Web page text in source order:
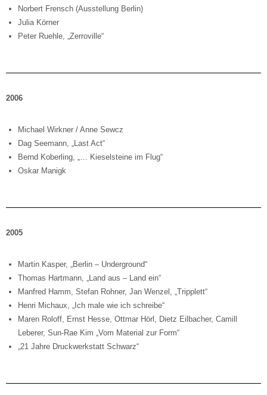
Norbert Frensch (Ausstellung Berlin)
Julia Körner
Peter Ruehle, „Zerroville“
2006
Michael Wirkner / Anne Sewcz
Dag Seemann, „Last Act“
Bernd Koberling, „… Kieselsteine im Flug“
Oskar Manigk
2005
Martin Kasper, „Berlin – Underground“
Thomas Hartmann, „Land aus – Land ein“
Manfred Hamm, Stefan Rohner, Jan Wenzel, „Tripplett“
Henri Michaux, „Ich male wie ich schreibe“
Maren Roloff, Ernst Hesse, Ottmar Hörl, Dietz Eilbacher, Camill
Leberer, Sun-Rae Kim „Vom Material zur Form“
„21 Jahre Druckwerkstatt Schwarz“